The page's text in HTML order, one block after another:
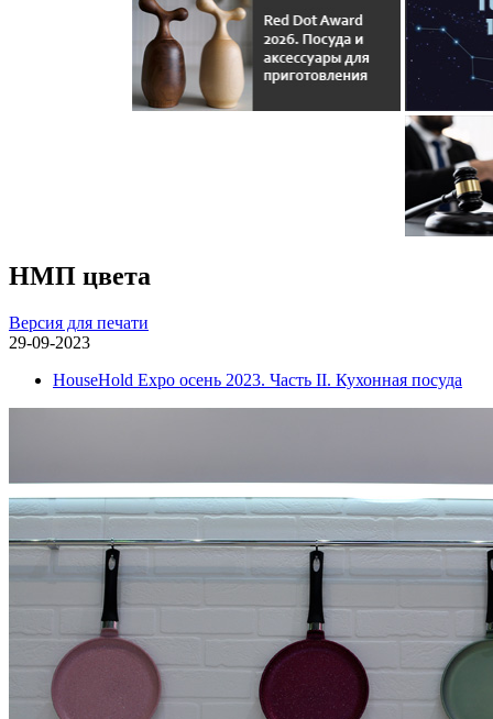
НМП цвета
Версия для печати
29-09-2023
HouseHold Expo осень 2023. Часть II. Кухонная посуда